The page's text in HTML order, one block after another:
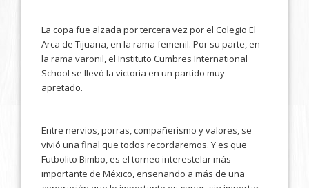
La copa fue alzada por tercera vez por el Colegio El
Arca de Tijuana, en la rama femenil. Por su parte, en
la rama varonil, el Instituto Cumbres International
School se llevó la victoria en un partido muy
apretado.
Entre nervios, porras, compañerismo y valores, se
vivió una final que todos recordaremos. Y es que
Futbolito Bimbo, es el torneo interestelar más
importante de México, enseñando a más de una